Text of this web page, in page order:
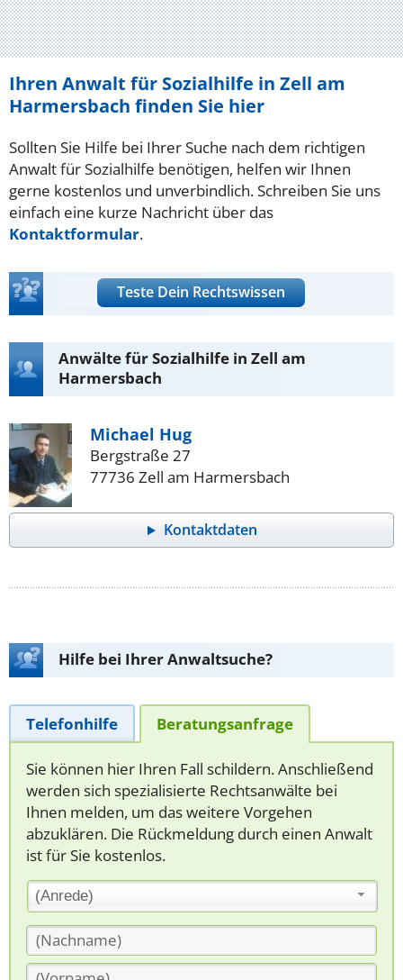
Ihren Anwalt für Sozialhilfe in Zell am
Harmersbach finden Sie hier
Sollten Sie Hilfe bei Ihrer Suche nach dem richtigen
Anwalt für Sozialhilfe benötigen, helfen wir Ihnen
gerne kostenlos und unverbindlich. Schreiben Sie uns
einfach eine kurze Nachricht über das
Kontaktformular.
Teste Dein Rechtswissen
Anwälte für Sozialhilfe in Zell am
Harmersbach
Michael Hug
Bergstraße 27
77736 Zell am Harmersbach
Kontaktdaten
Hilfe bei Ihrer Anwaltsuche?
Telefonhilfe Beratungsanfrage
Sie können hier Ihren Fall schildern. Anschließend
werden sich spezialisierte Rechtsanwälte bei
Ihnen melden, um das weitere Vorgehen
abzuklären. Die Rückmeldung durch einen Anwalt
ist für Sie kostenlos.
(Anrede)